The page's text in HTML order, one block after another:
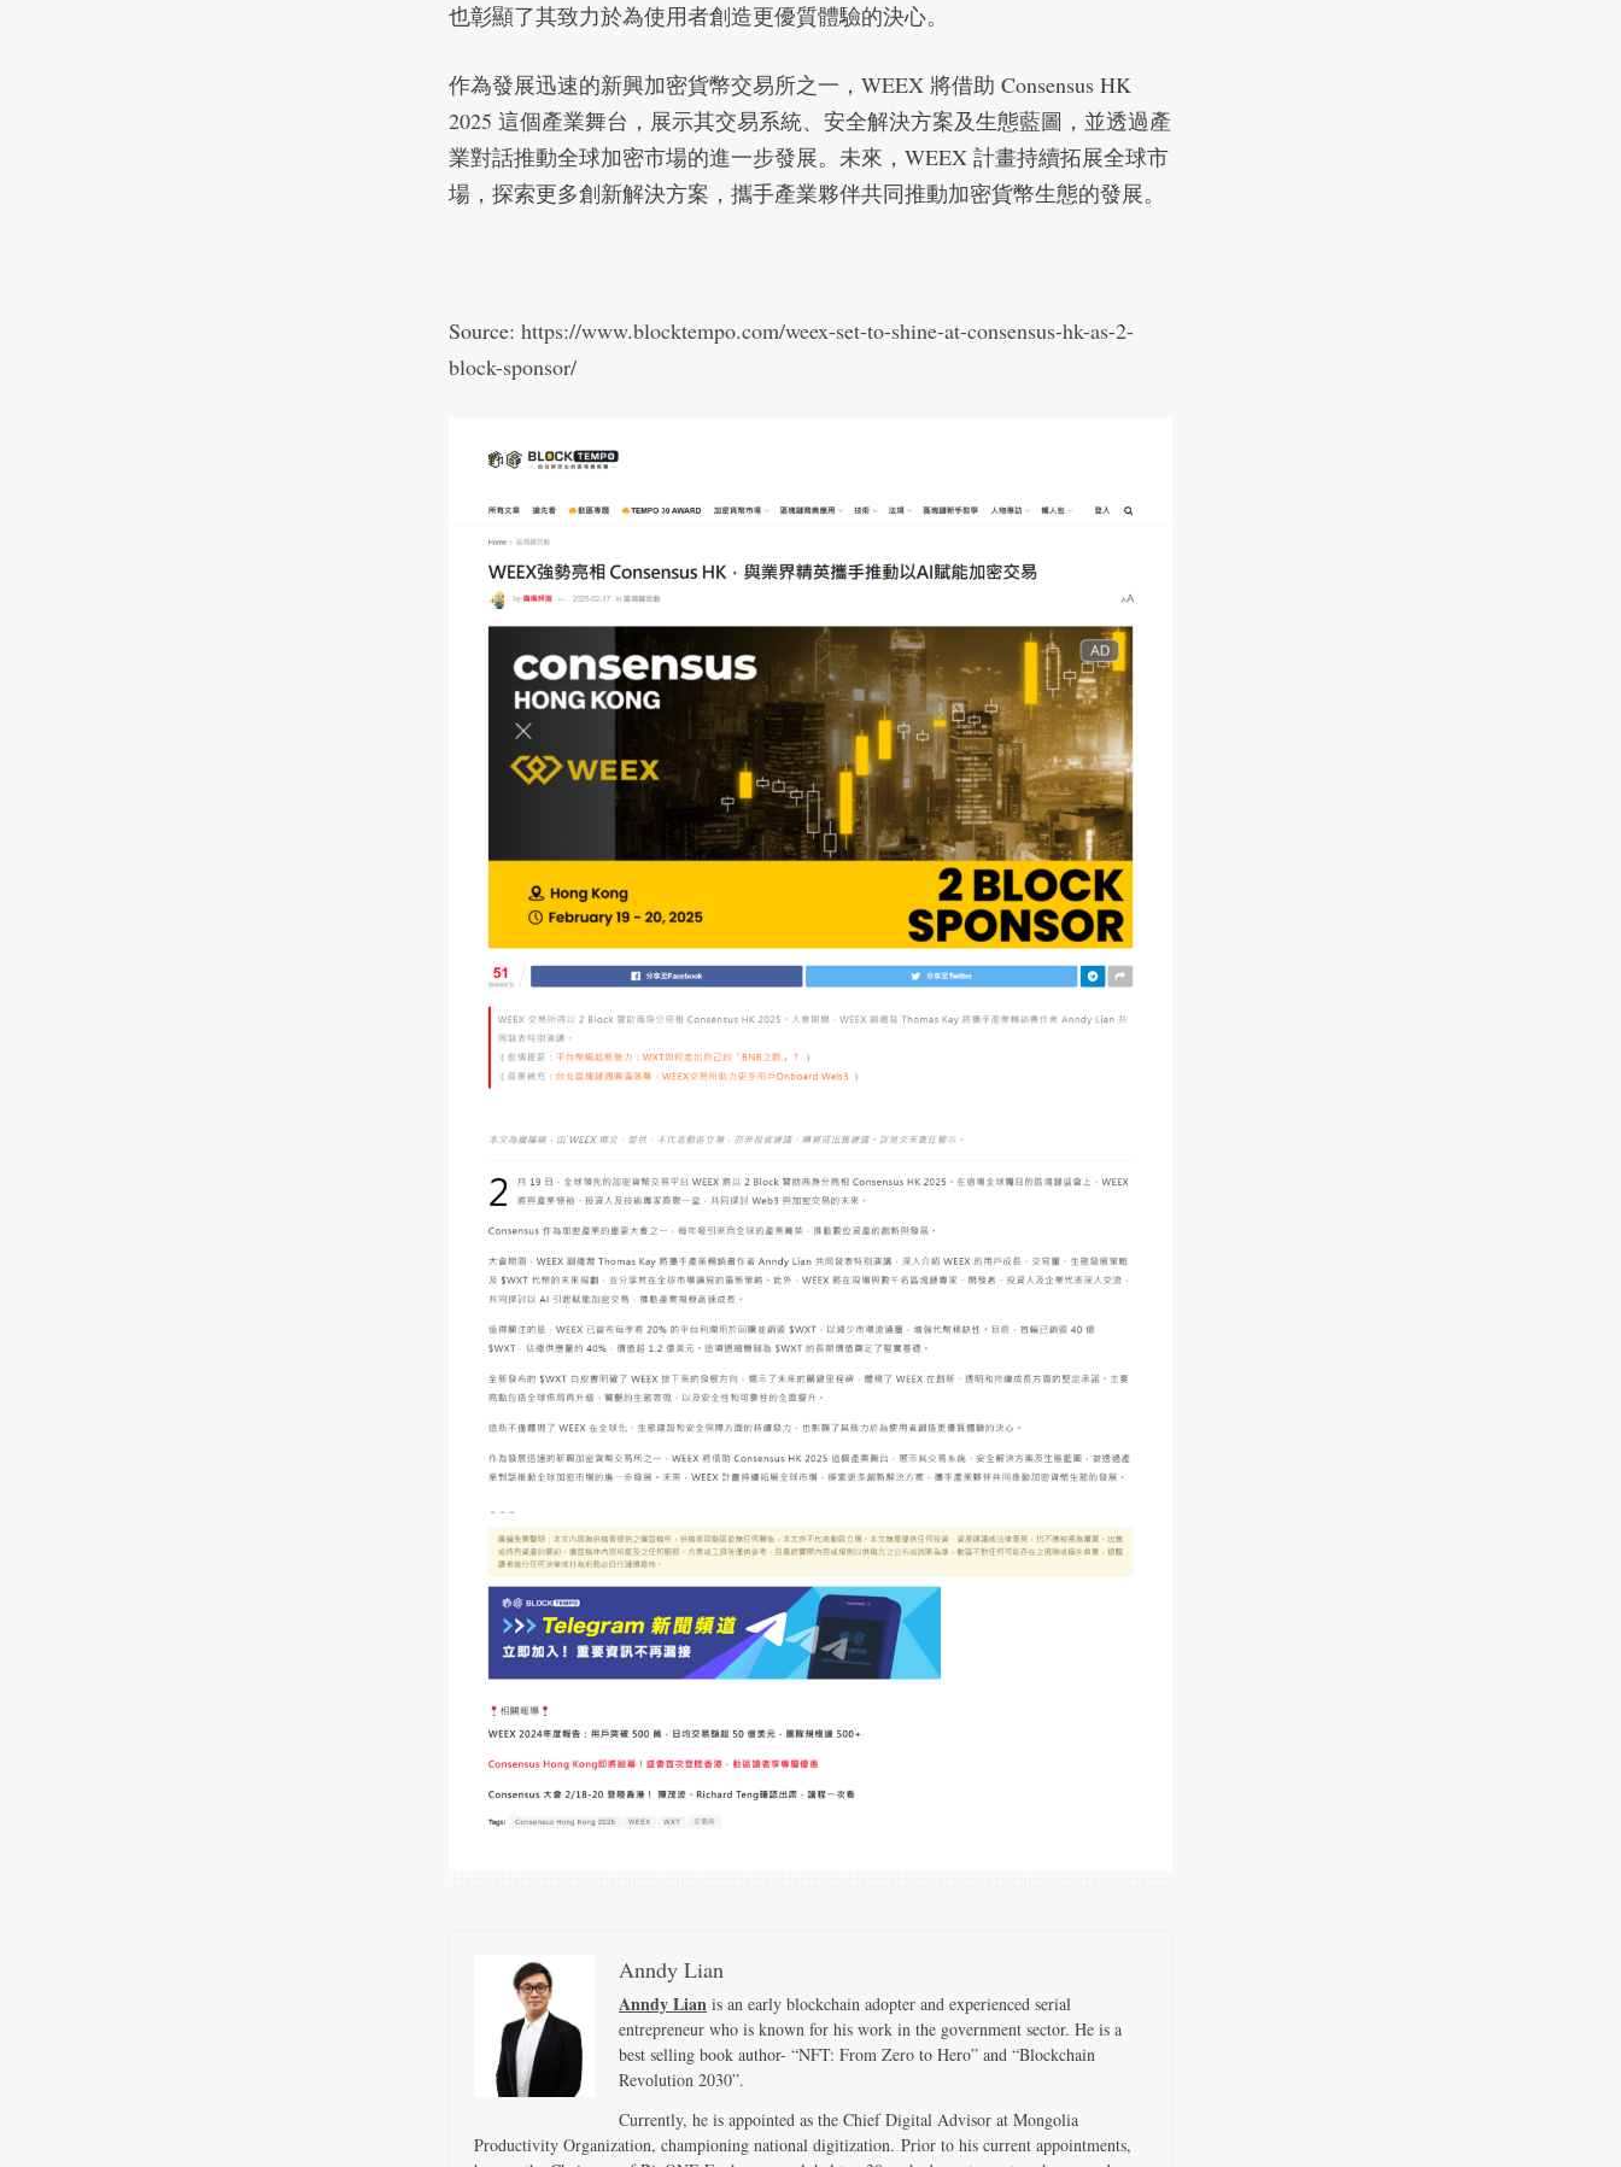
也彰顯了其致力於為使用者創造更優質體驗的決心。
作為發展迅速的新興加密貨幣交易所之一，WEEX 將借助 Consensus HK
2025 這個產業舞台，展示其交易系統、安全解決方案及生態藍圖，並透過產
業對話推動全球加密市場的進一步發展。未來，WEEX 計畫持續拓展全球市
場，探索更多創新解決方案，攜手產業夥伴共同推動加密貨幣生態的發展。
Source: https://www.blocktempo.com/weex-set-to-shine-at-consensus-hk-as-2-
block-sponsor/
Anndy Lian
Anndy Lian is an early blockchain adopter and experienced serial
entrepreneur who is known for his work in the government sector. He is a
best selling book author- “NFT: From Zero to Hero” and “Blockchain
Revolution 2030”.
Currently, he is appointed as the Chief Digital Advisor at Mongolia
Productivity Organization, championing national digitization. Prior to his current appointments,